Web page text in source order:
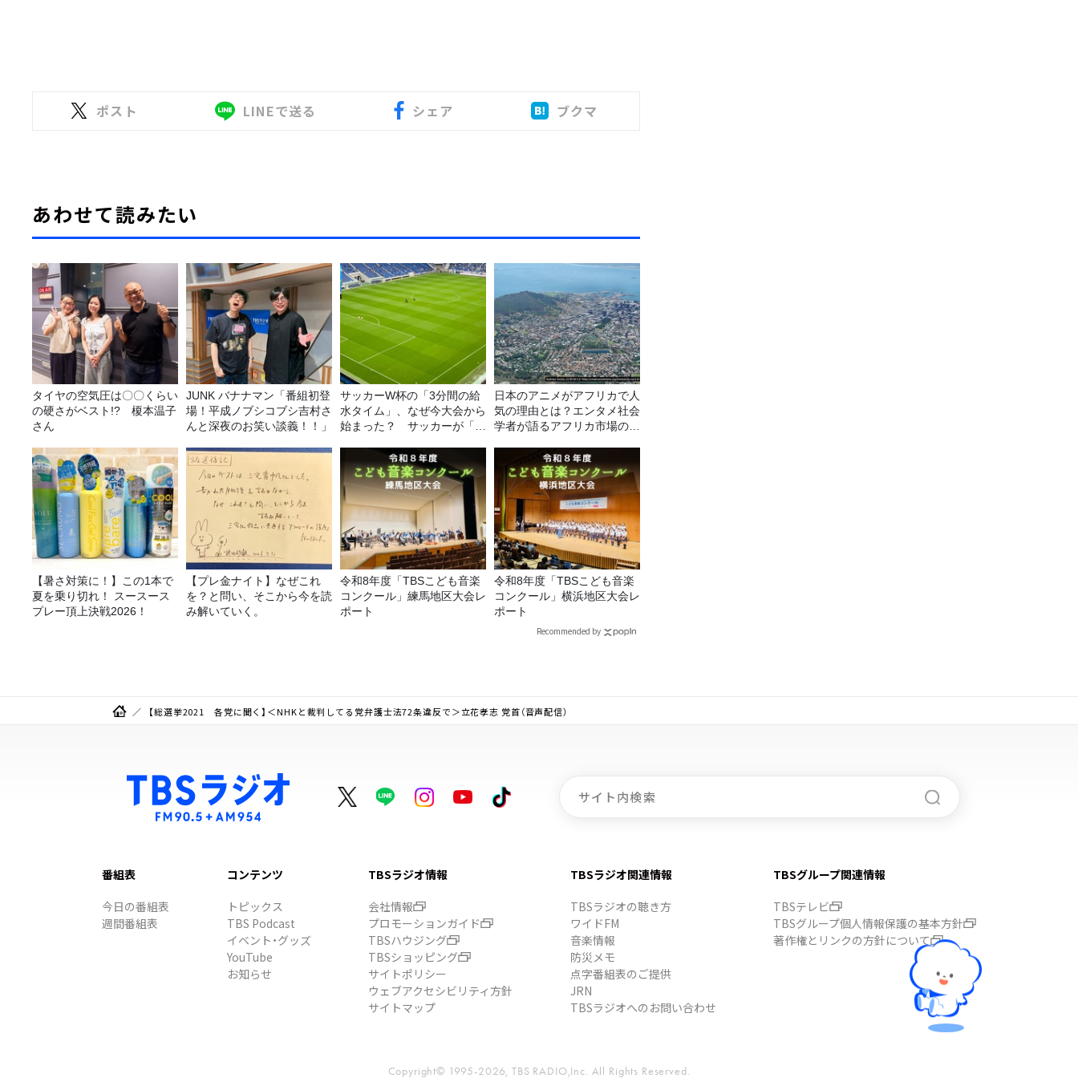
ポスト LINEで送る シェア ブクマ
あわせて読みたい
タイヤの空気圧は〇〇くらい
の硬さがベスト!? 榎本温子
さん
JUNK バナナマン「番組初登
場！平成ノブシコブシ吉村さ
んと深夜のお笑い談義！！」
サッカーW杯の「3分間の給
水タイム」、なぜ今大会から
始まった？ サッカーが「お
日本のアニメがアフリカで人
気の理由とは？エンタメ社会
学者が語るアフリカ市場のリ
【暑さ対策に！】この1本で
夏を乗り切れ！ スースース
プレー頂上決戦2026！
【プレ金ナイト】なぜこれ
を？と問い、そこから今を読
み解いていく。
令和8年度「TBSこども音楽
コンクール」練馬地区大会レ
ポート
令和8年度「TBSこども音楽
コンクール」横浜地区大会レ
ポート
Recommended by
【総選挙2021 各党に聞く】＜NHKと裁判してる党弁護士法72条違反で＞立花孝志 党首（音声配信）
番組表
今日の番組表
週間番組表
コンテンツ
トピックス
TBS Podcast
イベント・グッズ
YouTube
お知らせ
TBSラジオ情報
会社情報
プロモーションガイド
TBSハウジング
TBSショッピング
サイトポリシー
ウェブアクセシビリティ方針
サイトマップ
TBSラジオ関連情報
TBSラジオの聴き方
ワイドFM
音楽情報
防災メモ
点字番組表のご提供
JRN
TBSラジオへのお問い合わせ
TBSグループ関連情報
TBSテレビ
TBSグループ個人情報保護の基本方針
著作権とリンクの方針について
Copyright© 1995-2026, TBS RADIO,Inc. All Rights Reserved.